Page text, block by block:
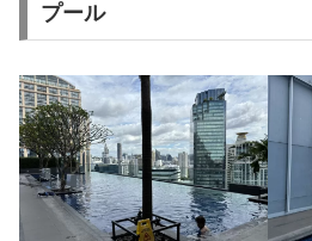
プール